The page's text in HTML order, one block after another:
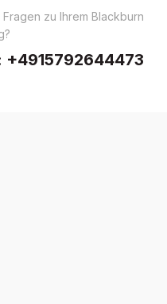
zu Ihrem Blackburn
+4915792644473